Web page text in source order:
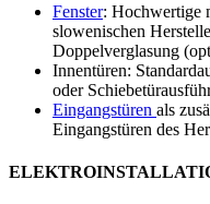
Fenster: Hochwertige
slowenischen
Doppelverglasung
Innentüren:
oder
Eingangstüren als
Eingangstüren des